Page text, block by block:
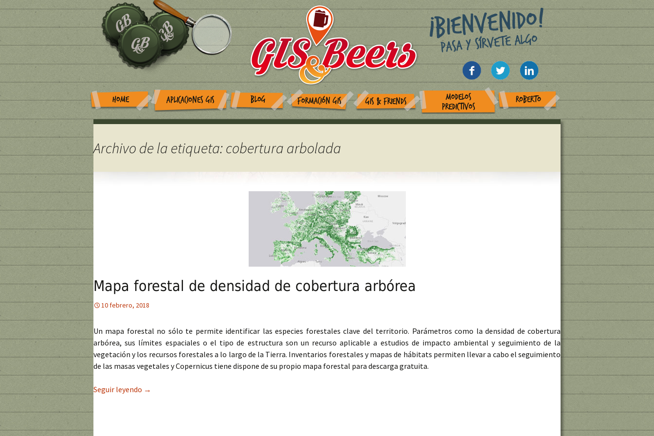
HOME APLICACIONES GIS BLOG FORMACIÓN GIS GIS & FRIENDS
MODELOS
PREDICTIVOS
ROBERTO
Archivo de la etiqueta: cobertura arbolada
Mapa forestal de densidad de cobertura arbórea
10 febrero, 2018
Un mapa forestal no sólo te permite identificar las especies forestales clave del territorio. Parámetros como la densidad de cobertura
arbórea, sus límites espaciales o el tipo de estructura son un recurso aplicable a estudios de impacto ambiental y seguimiento de la
vegetación y los recursos forestales a lo largo de la Tierra. Inventarios forestales y mapas de hábitats permiten llevar a cabo el seguimiento
de las masas vegetales y Copernicus tiene dispone de su propio mapa forestal para descarga gratuita.
Seguir leyendo Mapa forestal de densidad de cobertura arbórea
→